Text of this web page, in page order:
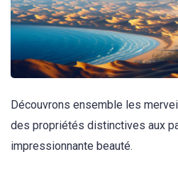
Découvrons ensemble les
des propriétés distinctives aux
impressionnante beauté.